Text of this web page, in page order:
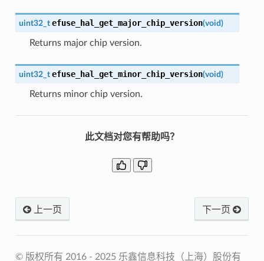
uint32_t efuse_hal_get_major_chip_version(void)
Returns major chip version.
uint32_t efuse_hal_get_minor_chip_version(void)
Returns minor chip version.
此文档对您有帮助吗？
上一页 下一页
© 版权所有 2016 - 2025 乐鑫信息科技（上海）股份有